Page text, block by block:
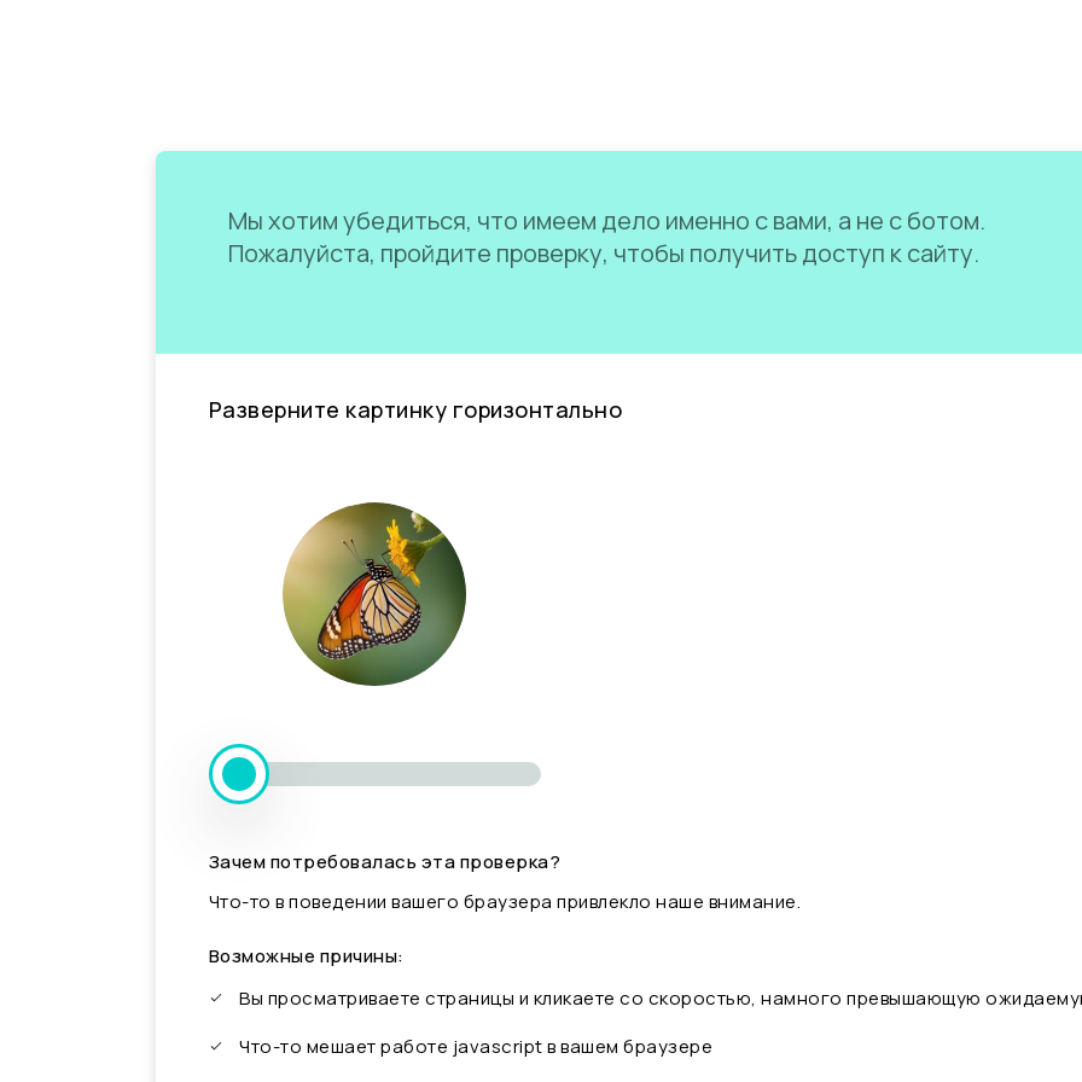
Мы хотим убедиться, что имеем дело именно с вами, а не с ботом.
Пожалуйста, пройдите проверку, чтобы получить доступ к сайту.
Разверните картинку горизонтально
Зачем потребовалась эта проверка?
Что-то в поведении вашего браузера привлекло наше внимание.
Возможные причины:
Вы просматриваете страницы и кликаете со скоростью, намного превышающую
Что-то мешает работе javascript в вашем браузере